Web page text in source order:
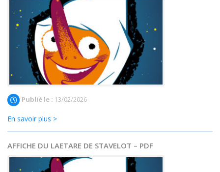
Publié le : 13/02/2026
En savoir plus >
AFFICHE DU LAETARE DE STAVELOT – PDF